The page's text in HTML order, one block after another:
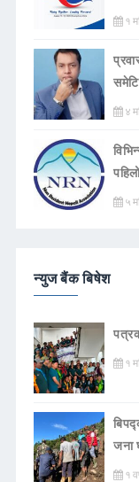
१
४
५
न्युज बैंक बिषेश
१
जना
१